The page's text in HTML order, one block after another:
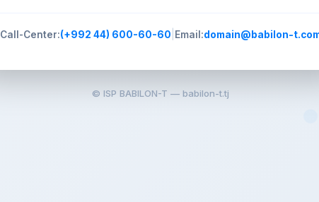
Call-Center:(+992 44) 600-60-60 Email:domain@babilon-
© ISP BABILON-T — babilon-t.tj